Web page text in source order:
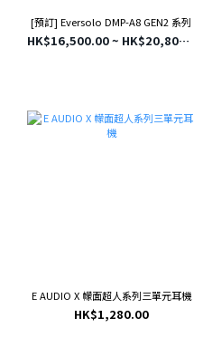
[預訂] Eversolo DMP-A8 GEN2 系列
HK$16,500.00 ~ HK$20,800.00
E AUDIO X 幪面超人系列三單元耳機
HK$1,280.00